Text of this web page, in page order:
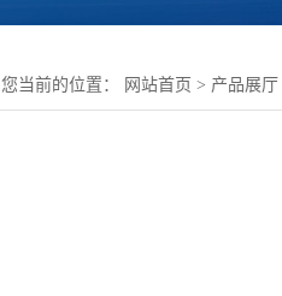
您当前的位置： 网站首页 > 产品展厅